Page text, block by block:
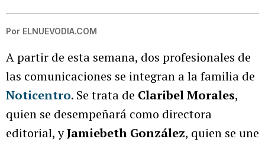
Por ELNUEVODIA.COM
A partir de esta semana, dos profesionales de
las comunicaciones se integran a la familia de
Noticentro. Se trata de Claribel Morales,
quien se desempeñará como directora
editorial, yJamiebeth González, quien se une